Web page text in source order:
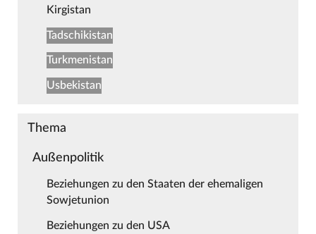
Kirgistan
Tadschikistan
Turkmenistan
Usbekistan
Thema
Außenpolitik
Beziehungen zu den Staaten der ehemaligen
Sowjetunion
Beziehungen zu den USA